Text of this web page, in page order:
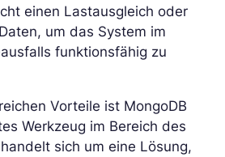
einen Lastausgleich oder
um das System im
funktionsfähig zu
Vorteile ist MongoDB
Werkzeug im Bereich des
sich um eine Lösung,